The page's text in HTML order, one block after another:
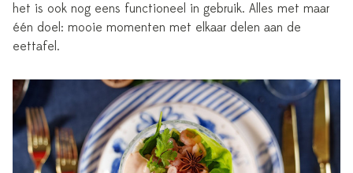
het is ook nog eens functioneel in gebruik. Alles met maar
één doel: mooie momenten met elkaar delen aan de
eettafel.